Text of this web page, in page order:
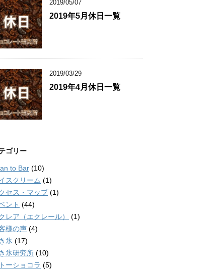
2019/05/07
2019年5月休日一覧
2019/03/29
2019年4月休日一覧
ゴリー
to Bar (10)
スクリーム (1)
セス・マップ(1)
ント (44)
レア（エクレール）
(1)
様の声 (4)
氷 (17)
氷研究所 (10)
ーショコラ (5)